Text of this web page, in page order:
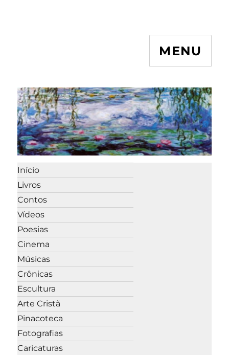
MENU
Início
Livros
Contos
Vídeos
Poesias
Cinema
Músicas
Crônicas
Escultura
Arte Cristã
Pinacoteca
Fotografias
Caricaturas